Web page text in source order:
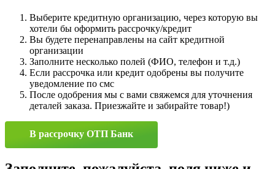
Выберите кредитную организацию, через которую вы
хотели бы оформить рассрочку/кредит
Вы будете перенаправлены на сайт кредитной
организации
Заполните несколько полей (ФИО, телефон и т.д.)
Если рассрочка или кредит одобрены вы получите
уведомление по смс
После одобрения мы с вами свяжемся для уточнения
деталей заказа. Приезжайте и забирайте товар!)
В рассрочку ОТП Банк